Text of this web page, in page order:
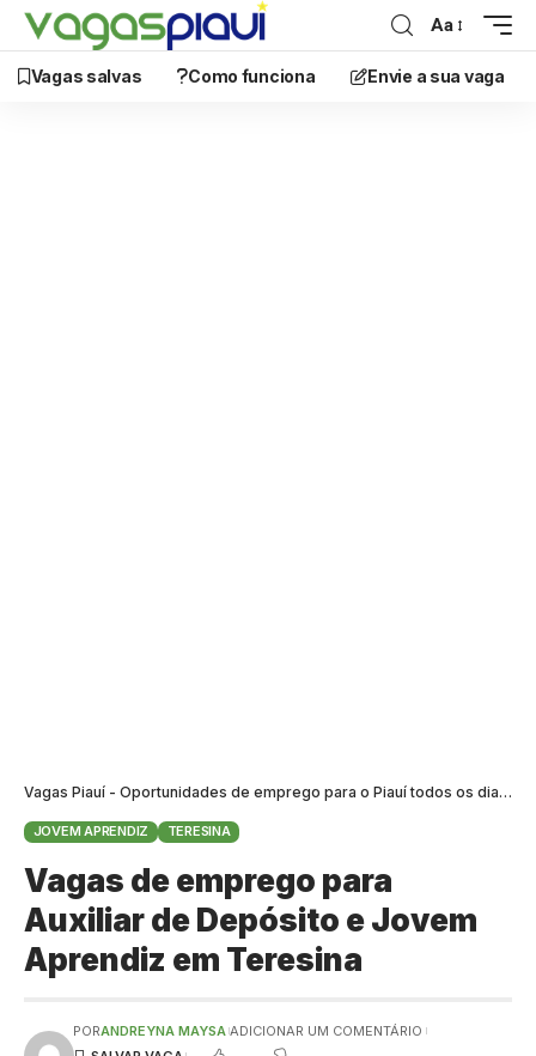
Aa
Vagas salvas Como funciona Envie a sua vaga
Vagas Piauí - Oportunidades de emprego para o Piauí todos os dias>
JOVEM APRENDIZ TERESINA
Vagas de emprego para
Auxiliar de Depósito e Jovem
Aprendiz em Teresina
PORANDREYNA MAYSA ADICIONAR UM COMENTÁRIO